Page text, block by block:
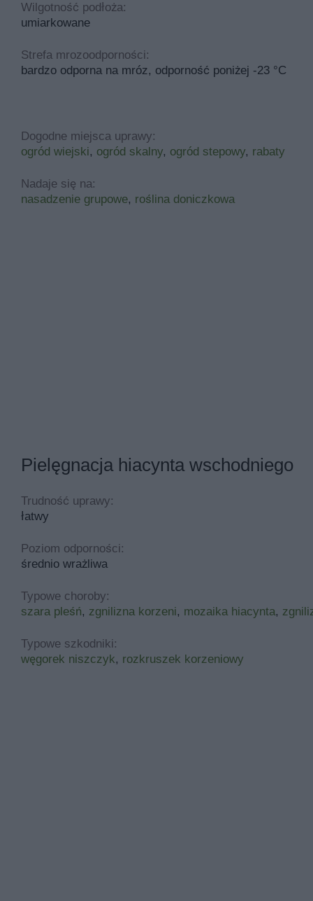
Wilgotność podłoża:
umiarkowane
Strefa mrozoodporności:
bardzo odporna na mróz, odporność poniżej -23 °C
Dogodne miejsca uprawy:
ogród wiejski, ogród skalny, ogród stepowy, rabaty
Nadaje się na:
nasadzenie grupowe, roślina doniczkowa
Pielęgnacja hiacynta wschodniego
Trudność uprawy:
łatwy
Poziom odporności:
średnio wrażliwa
Typowe choroby:
szara pleśń, zgnilizna korzeni, mozaika hiacynta,
Typowe szkodniki:
węgorek niszczyk, rozkruszek korzeniowy